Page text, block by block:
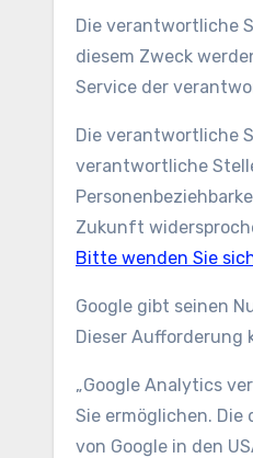
Die verantwortliche
diesem Zweck
Service der
Die verantwortliche
verantwortliche
Zukunft
Bitte wenden Sie
Google gibt seinen
Dieser Aufforderung
„Google Analytics
Sie ermöglichen.
von Google in den